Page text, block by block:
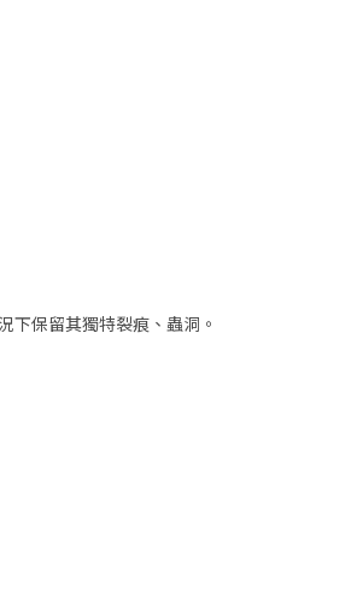
下保留其獨特裂痕、蟲洞。